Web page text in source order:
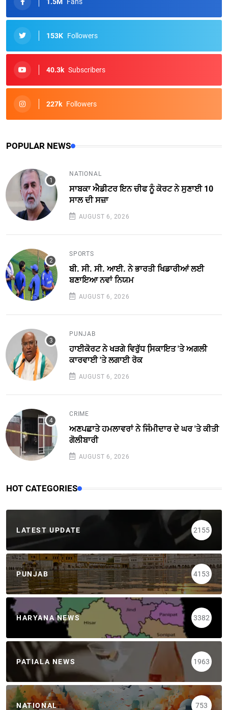
153K Followers
40.3k Subscribers
227k Followers
POPULAR NEWS
NATIONAL
ਸਾਬਕਾ ਐਡੀਟਰ ਇਨ ਚੀਫ ਨੂੰ ਕੋਰਟ ਨੇ ਸੁਣਾਈ 10
ਸਾਲ ਦੀ ਸਜ਼ਾ
AUGUST 6, 2026
SPORTS
ਬੀ. ਸੀ. ਸੀ. ਆਈ. ਨੇ ਭਾਰਤੀ ਖਿਡਾਰੀਆਂ ਲਈ
ਬਣਾਇਆ ਨਵਾਂ ਨਿਯਮ
AUGUST 6, 2026
PUNJAB
ਹਾਈਕੋਰਟ ਨੇ ਖੜਗੇ ਵਿਰੁੱਧ ਸਿ਼ਕਾਇਤ 'ਤੇ ਅਗਲੀ
ਕਾਰਵਾਈ 'ਤੇ ਲਗਾਈ ਰੋਕ
AUGUST 6, 2026
CRIME
ਅਣਪਛਾਤੇ ਹਮਲਾਵਰਾਂ ਨੇ ਜਿੰਮੀਦਾਰ ਦੇ ਘਰ 'ਤੇ ਕੀਤੀ
ਗੋਲੀਬਾਰੀ
AUGUST 6, 2026
HOT CATEGORIES
LATEST UPDATE 2155
PUNJAB 4153
HARYANA NEWS 3382
PATIALA NEWS 1963
NATIONAL 753